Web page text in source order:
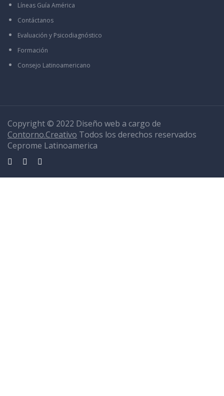
Líneas Guía América
Contáctanos
Evaluación y Psicodiagnóstico
Formación
Consejo Latinoamericano
Copyright © 2022 Diseño web a cargo de
Contorno.Creativo Todos los derechos reservados
Ceprome Latinoamerica